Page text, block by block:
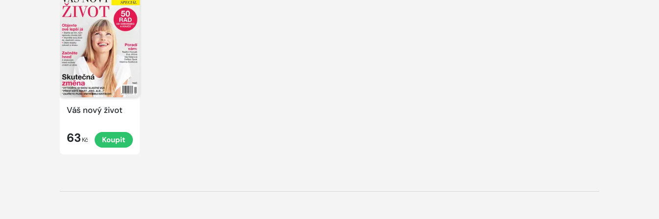
Váš nový život
63 Kč Koupit